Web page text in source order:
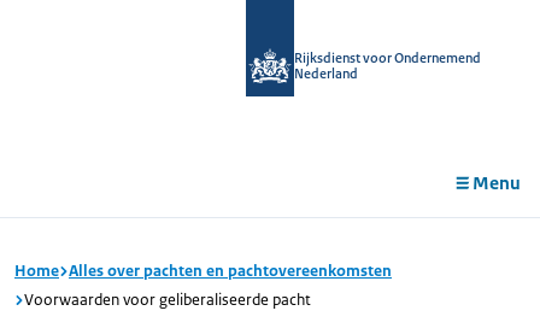
Rijksdienst voor Ondernemend
Nederland
Menu
Home Alles over pachten en pachtovereenkomsten
Voorwaarden voor geliberaliseerde pacht